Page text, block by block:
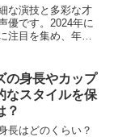
な演技と多彩な才
優です。2024年に
注目を集め、年収
コ』も、ますます
...
の身長やカップ
なスタイルを保
？
長はどのくらい？